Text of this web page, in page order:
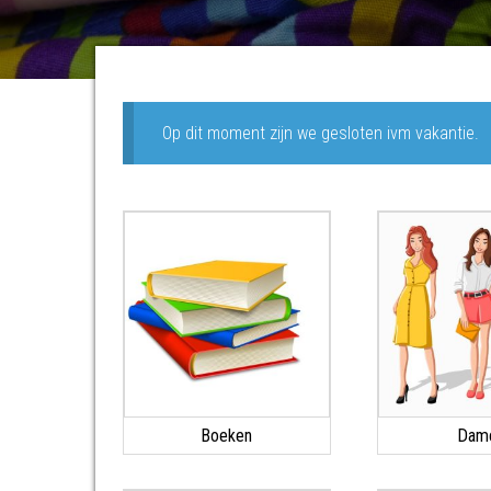
Op dit moment zijn we gesloten ivm vakantie.
Boeken